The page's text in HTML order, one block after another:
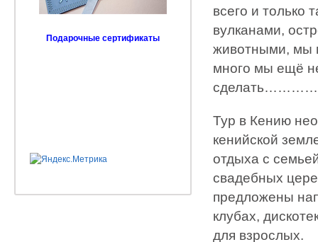
всего и только
вулканами,
животными, мы
много мы ещё
сделать…………
Тур в Кению
кенийской
отдыха с
свадебных
предложены
клубах,
для взрослых.
Подарочные сертификаты